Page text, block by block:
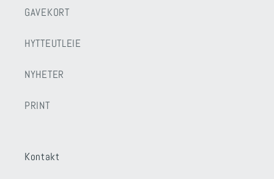
GAVEKORT
HYTTEUTLEIE
NYHETER
PRINT
Kontakt